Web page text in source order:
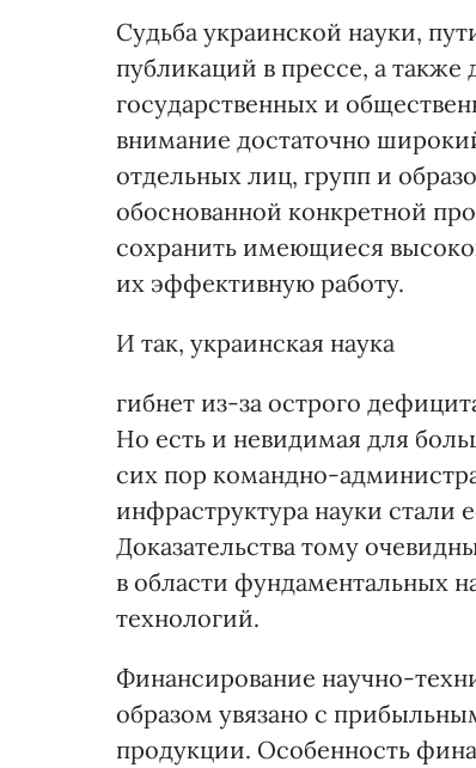
Судьба украинской науки,
публикаций в прессе, а
государственных и
внимание достаточно
отдельных лиц, групп и
обоснованной конкретной
сохранить имеющиеся
их эффективную работу.
И так, украинская наука
гибнет из-за острого
Но есть и невидимая для
сих пор командно-
инфраструктура науки стали
Доказательства тому
в области фундаментальных
технологий.
Финансирование научно-
образом увязано с
продукции. Особенность